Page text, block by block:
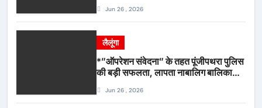
Jun 26 , 2026
लैलूंगा
*”ऑपरेशन संवेदना” के तहत पूंजीपथरा पुलिस
की बड़ी सफलता, लापता नाबालिग बालिका
गिरफ्तार*
Jun 26 , 2026